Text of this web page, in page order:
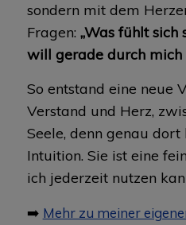
sondern mit dem
Fragen: „Was fühlt sich
will gerade durch mich
So entstand eine neue
Verstand und Herz,
Seele, denn genau
Intuition. Sie ist eine
ich jederzeit nutzen
➡️ Mehr zu meiner